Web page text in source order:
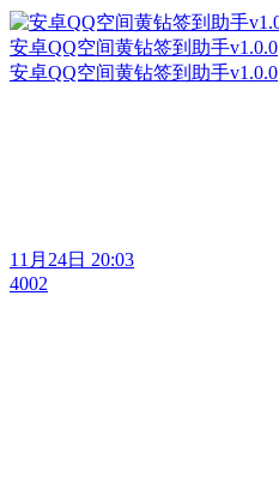
安卓QQ空间黄钻签到助手v1.0.0
安卓QQ空间黄钻签到助手v1.0.0
11月24日 20:03
4002